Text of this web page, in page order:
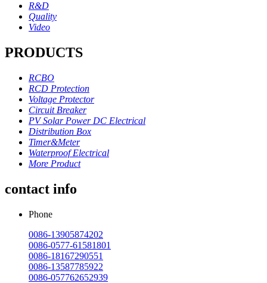
R&D
Quality
Video
PRODUCTS
RCBO
RCD Protection
Voltage Protector
Circuit Breaker
PV Solar Power DC Electrical
Distribution Box
Timer&Meter
Waterproof Electrical
More Product
contact info
Phone
0086-13905874202
0086-0577-61581801
0086-18167290551
0086-13587785922
0086-057762652939